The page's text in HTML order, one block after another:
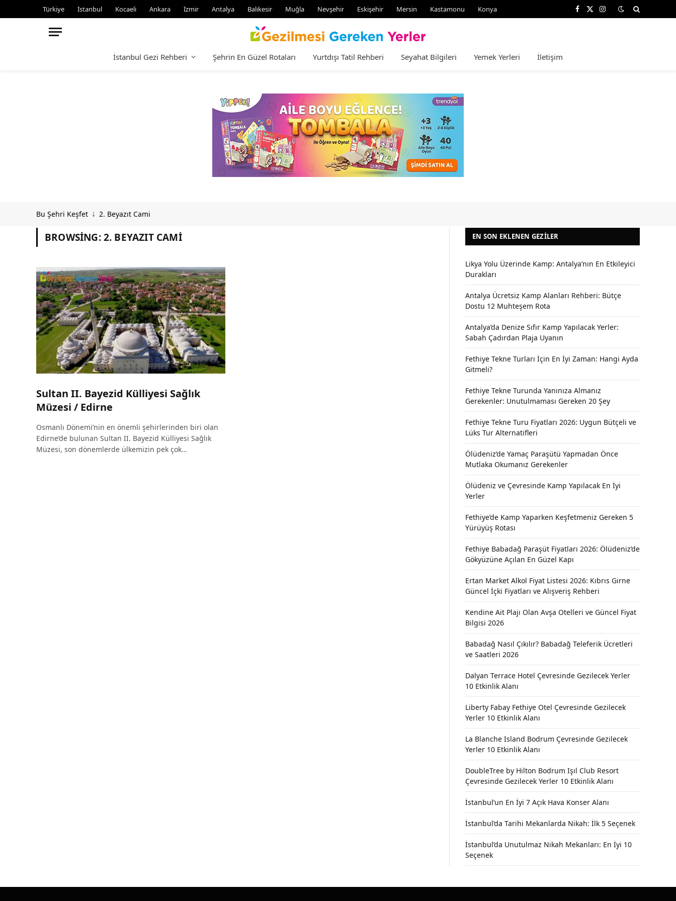
Türkiye İstanbul Kocaeli Ankara İzmir Antalya Balıkesir Muğla Nevşehir Eskişehir Mersin Kastamonu Konya Facebook
X
Instagram
İstanbul Gezi Rehberi Şehrin En Güzel Rotaları Yurtdışı Tatil Rehberi Seyahat Bilgileri Yemek Yerleri İletişim
Bu Şehri Keşfet ↓ 2. Beyazıt Cami
BROWSING:2. BEYAZIT CAMI
Sultan II. Bayezid Külliyesi Sağlık
Müzesi / Edirne
Osmanlı Dönemi’nin en önemli şehirlerinden biri olan
Edirne’de bulunan Sultan II. Bayezid Külliyesi Sağlık
Müzesi, son dönemlerde ülkemizin pek çok…
EN SON EKLENEN GEZILER
Likya Yolu Üzerinde Kamp: Antalya’nın En Etkileyici
Durakları
Antalya Ücretsiz Kamp Alanları Rehberi: Bütçe
Dostu 12 Muhteşem Rota
Antalya’da Denize Sıfır Kamp Yapılacak Yerler:
Sabah Çadırdan Plaja Uyanın
Fethiye Tekne Turları İçin En İyi Zaman: Hangi Ayda
Gitmeli?
Fethiye Tekne Turunda Yanınıza Almanız
Gerekenler: Unutulmaması Gereken 20 Şey
Fethiye Tekne Turu Fiyatları 2026: Uygun Bütçeli ve
Lüks Tur Alternatifleri
Ölüdeniz’de Yamaç Paraşütü Yapmadan Önce
Mutlaka Okumanız Gerekenler
Ölüdeniz ve Çevresinde Kamp Yapılacak En İyi
Yerler
Fethiye’de Kamp Yaparken Keşfetmeniz Gereken 5
Yürüyüş Rotası
Fethiye Babadağ Paraşüt Fiyatları 2026: Ölüdeniz’de
Gökyüzüne Açılan En Güzel Kapı
Ertan Market Alkol Fiyat Listesi 2026: Kıbrıs Girne
Güncel İçki Fiyatları ve Alışveriş Rehberi
Kendine Ait Plajı Olan Avşa Otelleri ve Güncel Fiyat
Bilgisi 2026
Babadağ Nasıl Çıkılır? Babadağ Teleferik Ücretleri
ve Saatleri 2026
Dalyan Terrace Hotel Çevresinde Gezilecek Yerler
10 Etkinlik Alanı
Liberty Fabay Fethiye Otel Çevresinde Gezilecek
Yerler 10 Etkinlik Alanı
La Blanche Island Bodrum Çevresinde Gezilecek
Yerler 10 Etkinlik Alanı
DoubleTree by Hilton Bodrum Işıl Club Resort
Çevresinde Gezilecek Yerler 10 Etkinlik Alanı
İstanbul’un En İyi 7 Açık Hava Konser Alanı
İstanbul’da Tarihi Mekanlarda Nikah: İlk 5 Seçenek
İstanbul’da Unutulmaz Nikah Mekanları: En İyi 10
Seçenek